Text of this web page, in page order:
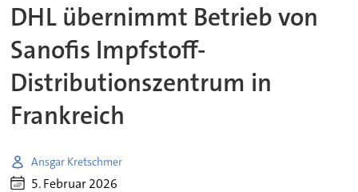
DHL übernimmt Betrieb von
Sanofis Impfstoff-
Distributionszentrum in
Frankreich
Ansgar Kretschmer
5. Februar 2026